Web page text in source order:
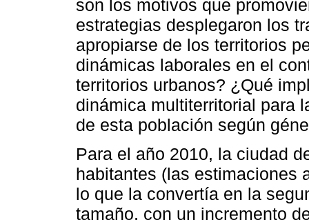
son los motivos que
estrategias desplegaron los
apropiarse de los territorios
dinámicas laborales en el
territorios urbanos? ¿Qué
dinámica multiterritorial para
de esta población según
Para el año 2010, la ciudad
habitantes (las estimaciones
lo que la convertía en la
tamaño, con un incremento